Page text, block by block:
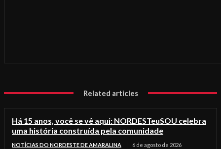
Related articles
Há 15 anos, você se vê aqui: NORDESTeuSOU celebra
uma história construída pela comunidade
NOTÍCIAS DO NORDESTE DE AMARALINA 6 de agosto de 2026